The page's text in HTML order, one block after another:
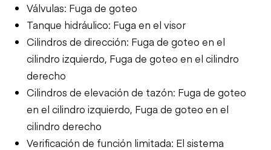
Válvulas: Fuga de goteo
Tanque hidráulico: Fuga en el visor
Cilindros de dirección: Fuga de goteo en el
cilindro izquierdo, Fuga de goteo en el cilindro
derecho
Cilindros de elevación de tazón: Fuga de goteo
en el cilindro izquierdo, Fuga de goteo en el
cilindro derecho
Verificación de función limitada: El sistema